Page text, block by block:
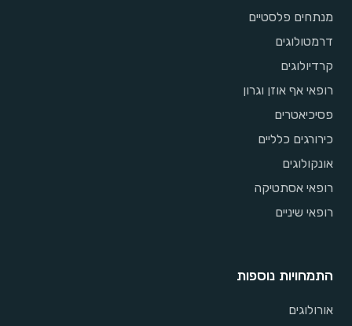
מנתחים פלסטיים
דרמטולוגים
קרדיולוגים
רופאי אף אוזן וגרון
פסיכיאטרים
כירורגים כלליים
אונקולוגים
רופאי אסתטיקה
רופאי שיניים
התמחויות נוספות
אורולוגים